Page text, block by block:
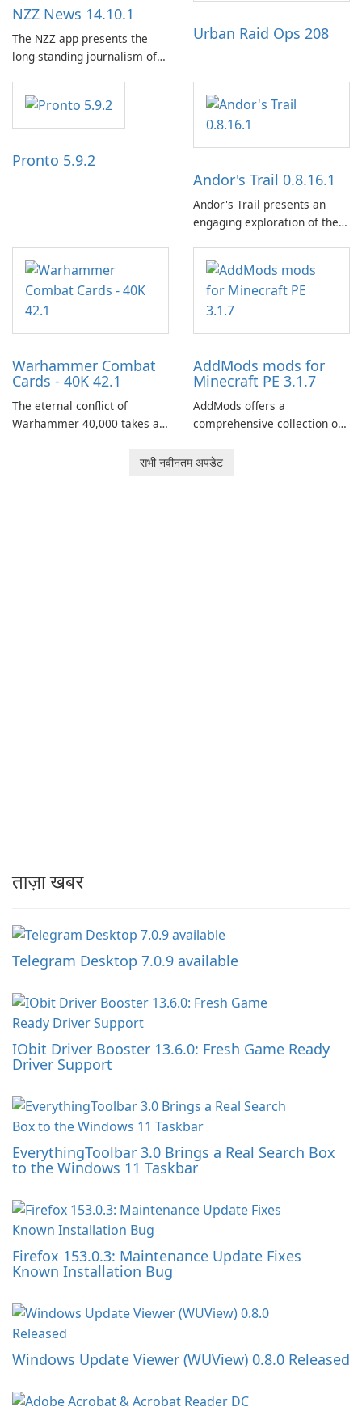
NZZ News 14.10.1
The NZZ app presents the
long-standing journalism of
independence, open debate,
and a liberal outlook that
embraces diverse opinion.
Urban Raid Ops 208
Pronto 5.9.2
Andor's Trail 0.8.16.1
Andor's Trail presents an
engaging exploration of the
centered around the pursuit
of your brother, Andor,
through a quest-driven
narrative inspired by classic
Warhammer Combat
Cards - 40K 42.1
The eternal conflict of
Warhammer 40,000 takes a
Combat Cards - 40K, a card
AddMods mods for
Minecraft PE 3.1.7
AddMods offers a
comprehensive collection of
allowing you to enhance your
सभी नवीनतम अपडेट
ताज़ा खबर
Telegram Desktop 7.0.9 available
IObit Driver Booster 13.6.0: Fresh Game Ready
Driver Support
EverythingToolbar 3.0 Brings a Real Search Box
to the Windows 11 Taskbar
Firefox 153.0.3: Maintenance Update Fixes
Known Installation Bug
Windows Update Viewer (WUView) 0.8.0 Released